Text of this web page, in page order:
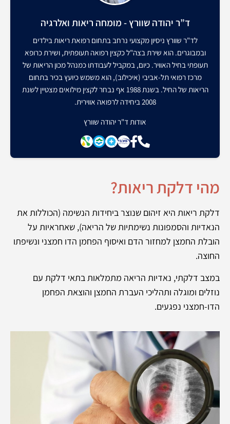
ד”ר יהודה שוורץ - מומחה ריאות ואלרגיה
לד"ר שוורץ ניסיון מקצועי נרחב בתחום רפואת ריאות בילדים
ובמבוגרים. הוא שירת בצה"ל כקצין רפואה תעופתית, ושירת כרופא
תעופתי בחיל האוויר. כיום, במקביל לעבודתו כמנהל מכון הריאות של
מרכז רפואי תל-אביבי (איכילוב), הוא משמש כיועץ בכיר בתחום
הריאות של החיל. בשנת 1988 אף נבחר לקצין מילואים מצטיין לשנת
2008 ביחידה לרפואה אווירית.
אודות ד"ר יהודה שוורץ
מהי דלקת ריאות?
דלקת ריאות היא זיהום שנוצר ביחידות הנשימה (הכוללות את
הנאדיות והסמפונות נשימתיות של הריאה), שאחראיות על
הובלת החמצן למחזור הדם ואיסוף הפחמן הדו חמצני ונשיפתו
החוצה.
במצב דלקתי, נאדיות הריאה מתמלאות בתאי דלקת עם
נוזלים ומוגלה ותהליכי העברת החמצן והוצאת הפחמן
הדו-חמצני נפגעים.